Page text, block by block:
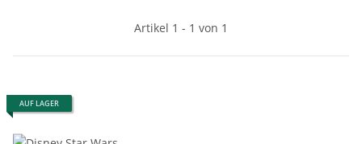
Artikel 1 - 1 von 1
AUF LAGER